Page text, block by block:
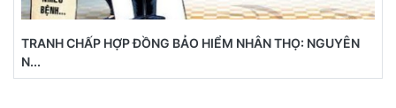
TRANH CHẤP HỢP ĐỒNG BẢO HIỂM NHÂN THỌ: NGUYÊN
N...